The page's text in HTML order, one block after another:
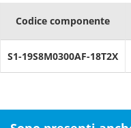
Codice componente
S1-19S8M0300AF-18T2X